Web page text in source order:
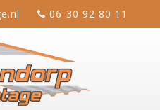
06-30 92 80 11